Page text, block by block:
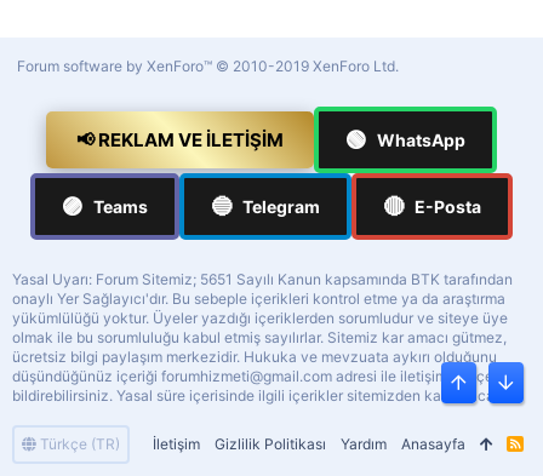
Türkçe (TR) İletişim Gizlilik Politikası Yardım Anasayfa
R
Forum software by XenForo™ © 2010-2019 XenForo Ltd.
📢 REKLAM VE İLETIŞIM 🟢 WhatsApp
🟣 Teams 🔵 Telegram 🔴 E-Posta
Yasal Uyarı: Forum Sitemiz; 5651 Sayılı Kanun kapsamında BTK tarafından
onaylı Yer Sağlayıcı'dır. Bu sebeple içerikleri kontrol etme ya da araştırma
yükümlülüğü yoktur. Üyeler yazdığı içeriklerden sorumludur ve siteye üye
olmak ile bu sorumluluğu kabul etmiş sayılırlar. Sitemiz kar amacı gütmez,
ücretsiz bilgi paylaşım merkezidir. Hukuka ve mevzuata aykırı olduğunu
düşündüğünüz içeriği forumhizmeti@gmail.com adresi ile iletişime geçerek
bildirebilirsiniz. Yasal süre içerisinde ilgili içerikler sitemizden kaldırılacaktır.
Üst Alt